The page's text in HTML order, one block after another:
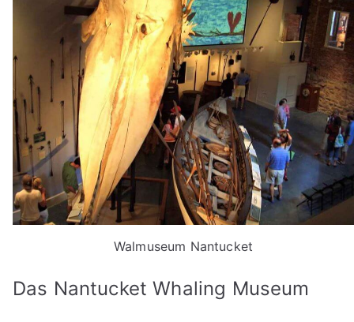
Walmuseum Nantucket
Das Nantucket Whaling Museum